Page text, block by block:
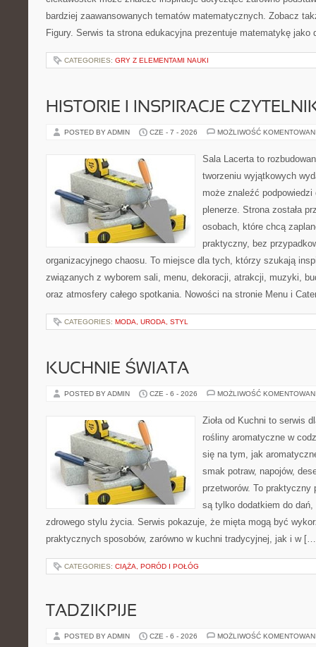
bardziej zaawansowanych tematów matematycznych. Zobacz
Figury. Serwis ta strona edukacyjna prezentuje matematykę
CATEGORIES: GRY Z ELEMENTAMI NAUKI
HISTORIE I INSPIRACJE
POSTED BY ADMIN CZE - 7 - 2026 MOŻLIWOŚĆ
Sala Lacerta to
tworzeniu wyjątkowych
może znaleźć
plenerze. Strona została
osobach, które chcą
praktyczny, bez
organizacyjnego chaosu. To miejsce dla tych, którzy szukają
związanych z wyborem sali, menu, dekoracji, atrakcji, muzyki,
oraz atmosfery całego spotkania. Nowości na stronie Menu i
CATEGORIES: MODA, URODA, STYL
KUCHNIE ŚWIATA
POSTED BY ADMIN CZE - 6 - 2026 MOŻLIWOŚĆ
Zioła od Kuchni to serwis
rośliny aromatyczne w
się na tym, jak
smak potraw, napojów,
przetworów. To praktyczny
są tylko dodatkiem do
zdrowego stylu życia. Serwis pokazuje, że mięta mogą być
praktycznych sposobów, zarówno w kuchni tradycyjnej, jak i w
CATEGORIES: CIĄŻA, PORÓD I POŁÓG
TADZIKPIJE
POSTED BY ADMIN CZE - 6 - 2026 MOŻLIWOŚĆ